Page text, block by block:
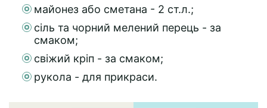
майонез або сметана - 2 ст.л.;
сіль та чорний мелений перець - за
смаком;
свіжий кріп - за смаком;
рукола - для прикраси.